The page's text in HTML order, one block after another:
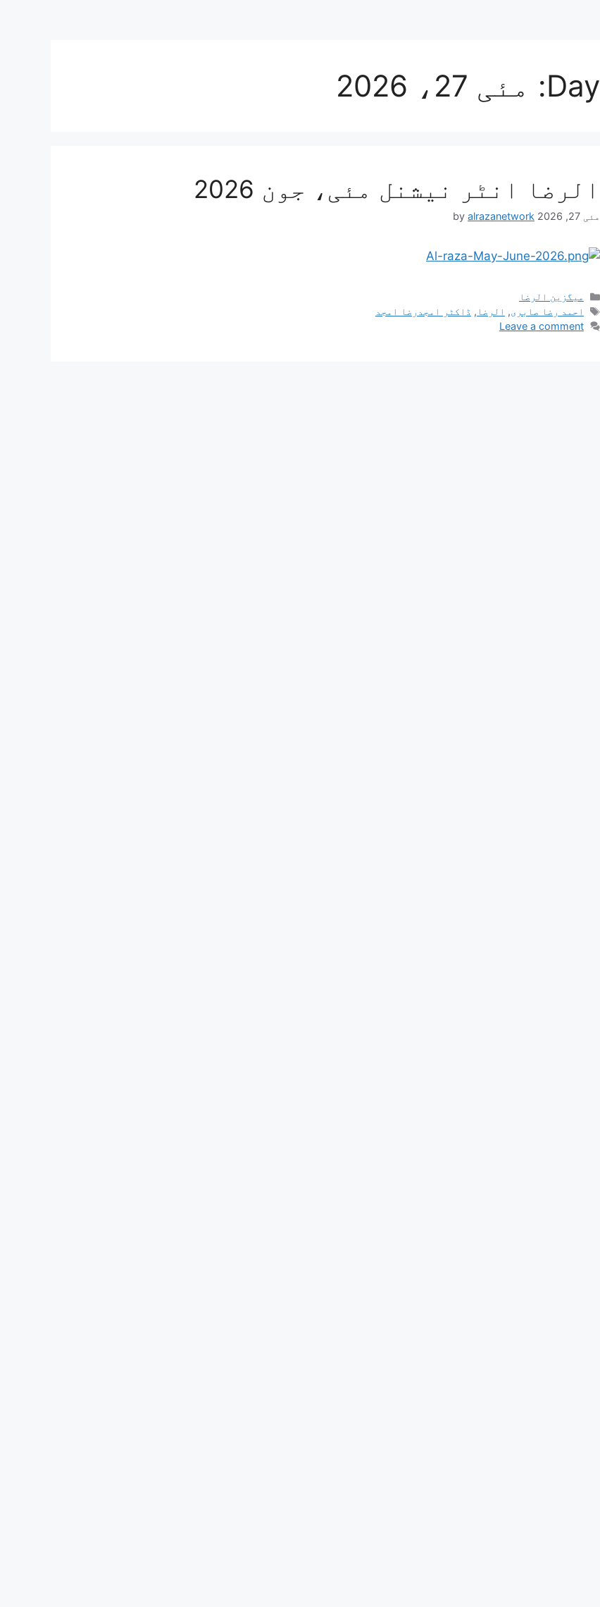
Day: مئی 27، 2026
الرضا انٹر نیشنل مئی، جون 2026
مئی 27, 2026 by alrazanetwork
میگزین الرضا
احمد رضا صابری, الرضا , ڈاکٹر امجدرضا امجد
Leave a comment